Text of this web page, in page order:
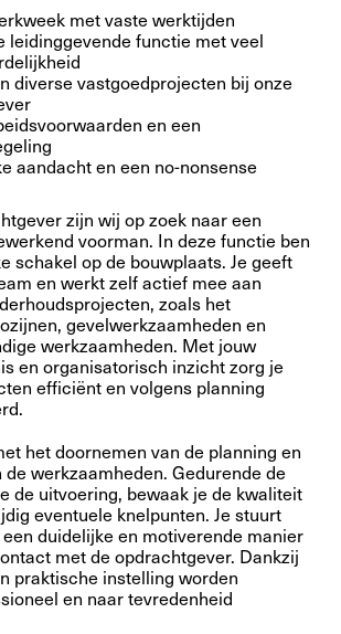
met vaste werktijden
leidinggevende functie met veel
diverse vastgoedprojecten bij onze
en een
aandacht en een no-nonsense
zijn wij op zoek naar een
voorman. In deze functie ben
schakel op de bouwplaats. Je geeft
en werkt zelf actief mee aan
zoals het
gevelwerkzaamheden en
werkzaamheden. Met jouw
en organisatorisch inzicht zorg je
efficiënt en volgens planning
het doornemen van de planning en
werkzaamheden. Gedurende de
de uitvoering, bewaak je de kwaliteit
eventuele knelpunten. Je stuurt
een duidelijke en motiverende manier
met de opdrachtgever. Dankzij
praktische instelling worden
en naar tevredenheid